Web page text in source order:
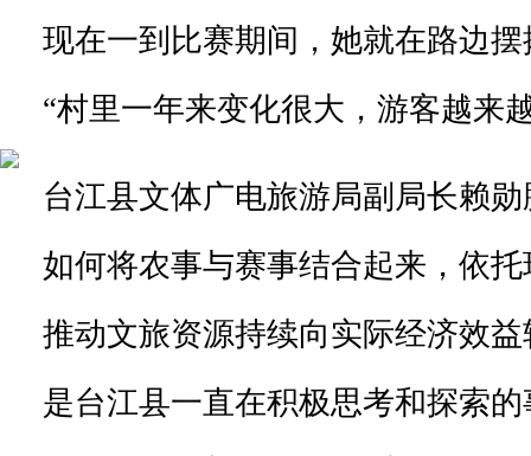
现在一到比赛期间，她就在路边
“村里一年来变化很大，游客越来
台江县文体广电旅游局副局长赖勋
如何将农事与赛事结合起来，依
推动文旅资源持续向实际经济效益
是台江县一直在积极思考和探索的